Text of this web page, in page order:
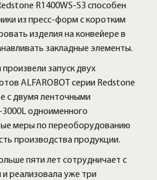
R1400WS-S3 способен
из пресс-форм с коротким
изделия на конвейере в
закладные элементы.
запуск двух
ALFAROBOT серии Redstone
с двумя ленточными
одноименного
меры по переоборудованию
производства продукции.
пяти лет сотрудничает с
реализовала уже три